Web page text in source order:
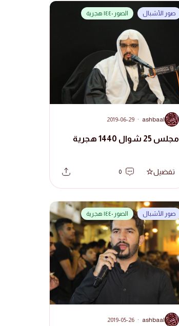
صور الأشبال الصور ١٤٤٠ هجرية
A
ashbaal
·
2019-06-29
مجلس 25 شوال 1440 هجرية
تفضيل 0
صور الأشبال الصور ١٤٤٠ هجرية
A
ashbaal
·
2019-05-26